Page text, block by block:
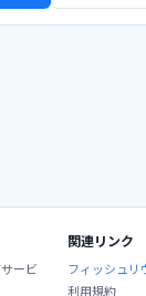
ービ
関連リンク
フィッシュリ
利用規約